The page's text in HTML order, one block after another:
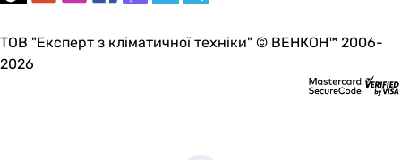
ТОВ "Експерт з кліматичної техніки" © ВЕНКОН™ 2006-
2026